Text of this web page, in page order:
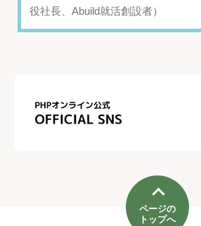
役社長、Abuild就活創設者）
ページの
トップへ